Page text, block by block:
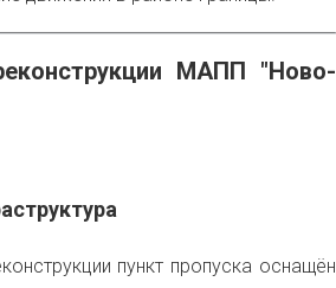
МАПП "Ново-
пункт пропуска оснащён